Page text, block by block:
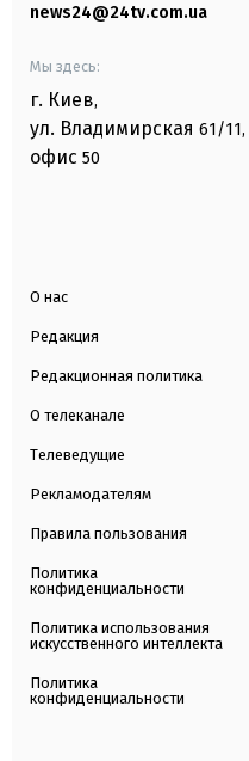
news24@24tv.com.ua
Мы здесь:
г. Киев,
ул. Владимирская 61/11,
офис 50
О нас
Редакция
Редакционная политика
О телеканале
Телеведущие
Рекламодателям
Правила пользования
Политика
конфиденциальности
Политика использования
искусственного интеллекта
Политика
конфиденциальности